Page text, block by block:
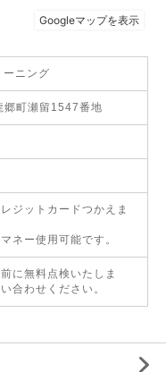
ーニング
郷町瀬留1547番地
ジットカードつかえま
ネー使用可能です。
に無料点検いたしま
合わせください。